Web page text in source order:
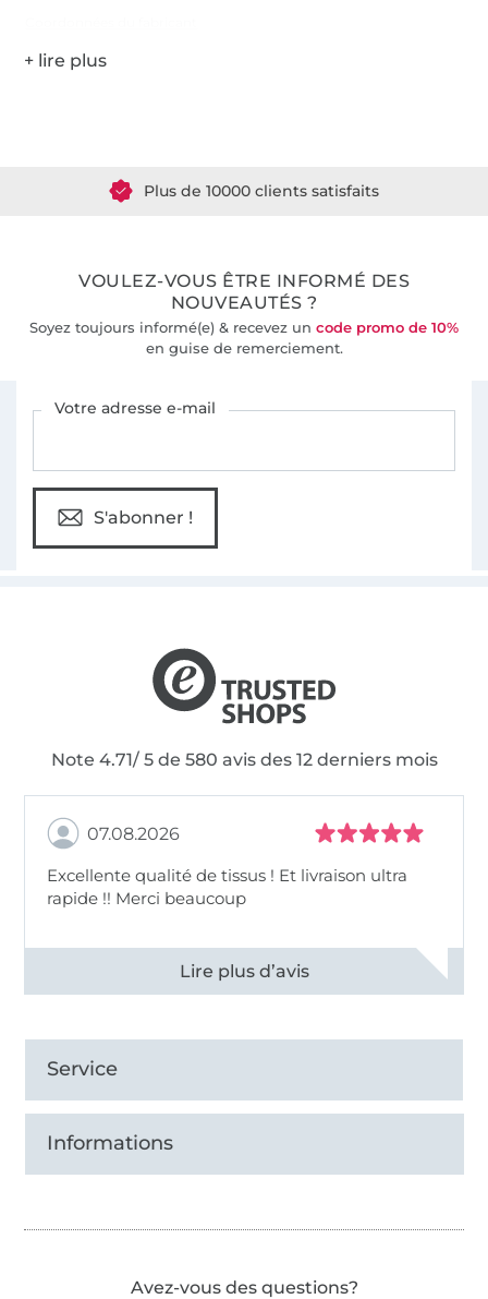
Plus de 10000 clients satisfaits
VOULEZ-VOUS ÊTRE INFORMÉ DES
NOUVEAUTÉS ?
Soyez toujours informé(e) & recevez un code promo de 10%
en guise de remerciement.
Votre adresse e-mail
S'abonner !
Note 4.71/ 5 de 580 avis des 12 derniers mois
07.08.2026
Excellente qualité de tissus ! Et livraison ultra
rapide !! Merci beaucoup
Voir tous les 11497 commentaires
Service
Informations
Avez-vous des questions?